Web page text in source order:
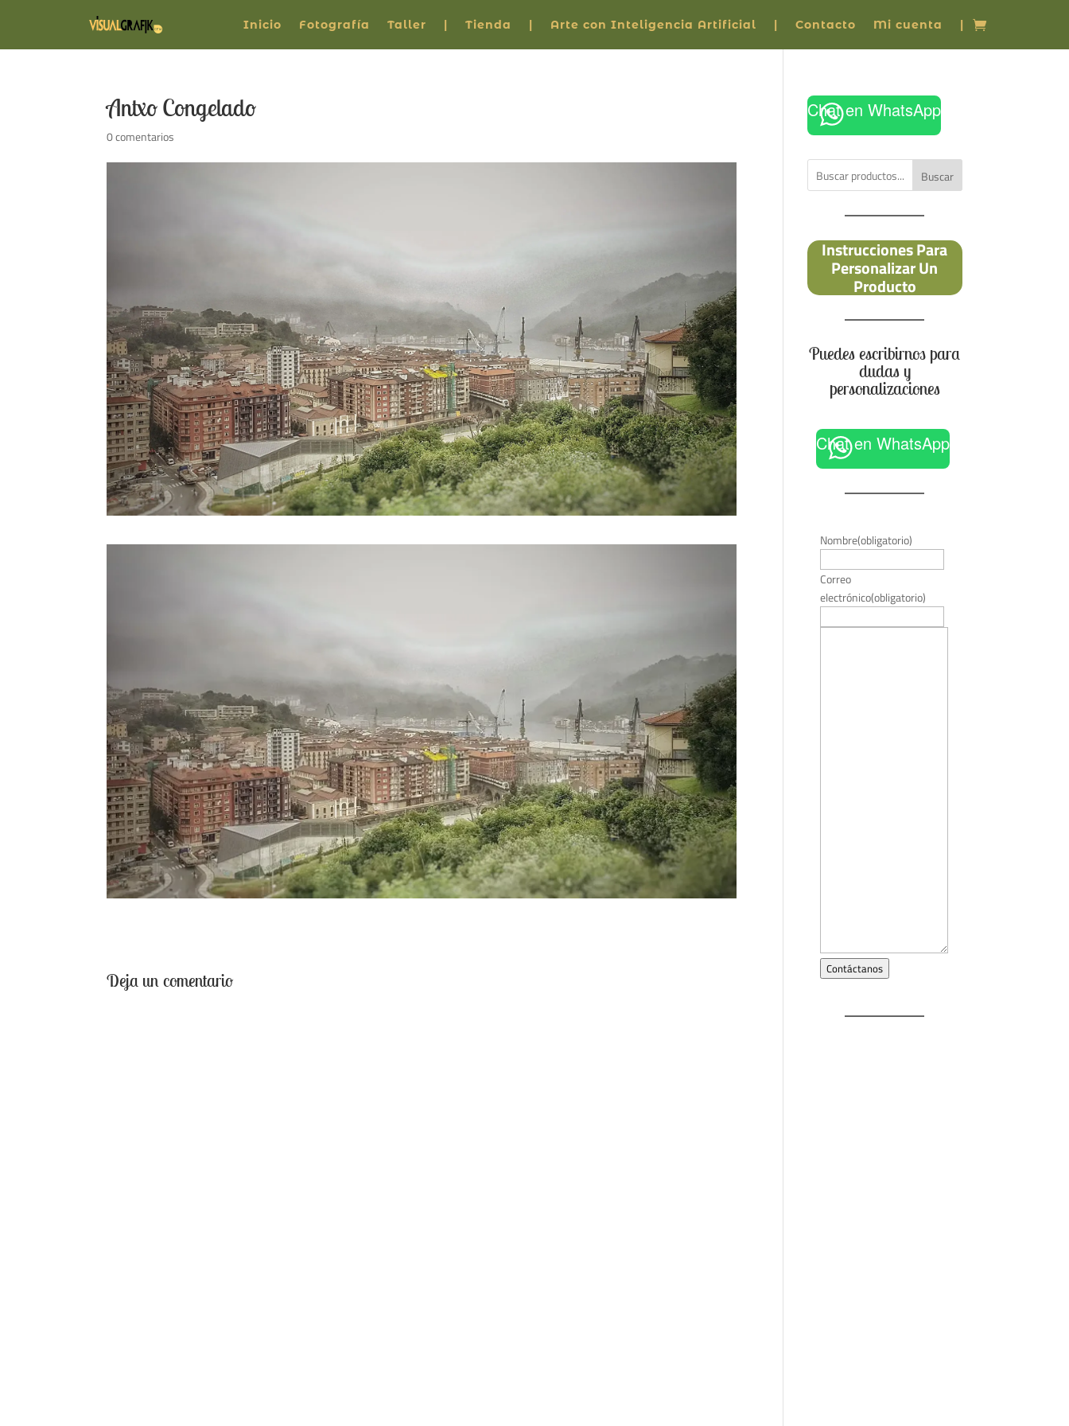
Inicio Fotografía Taller | Tienda | Arte con Inteligencia Artificial | Contacto Mi cuenta |
Antxo Congelado
0 comentarios
Deja un comentario
Chat en WhatsApp
Buscar
Instrucciones Para
Personalizar Un
Producto
Puedes escribirnos para
dudas y
personalizaciones
Chat en WhatsApp
Nombre(obligatorio)
Correo
electrónico(obligatorio)
Contáctanos